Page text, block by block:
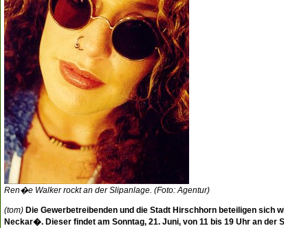
Ren�e Walker rockt an der Slipanlage. (Foto: Agentur)
(tom) Die Gewerbetreibenden und die Stadt Hirschhorn beteiligen sich
Neckar�. Dieser findet am Sonntag, 21. Juni, von 11 bis 19 Uhr an der